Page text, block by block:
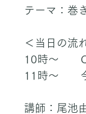
テーマ：巻
＜当日の流
10時～　　
11時～　　
講師：尾池